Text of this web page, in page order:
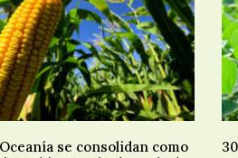
se consolidan como